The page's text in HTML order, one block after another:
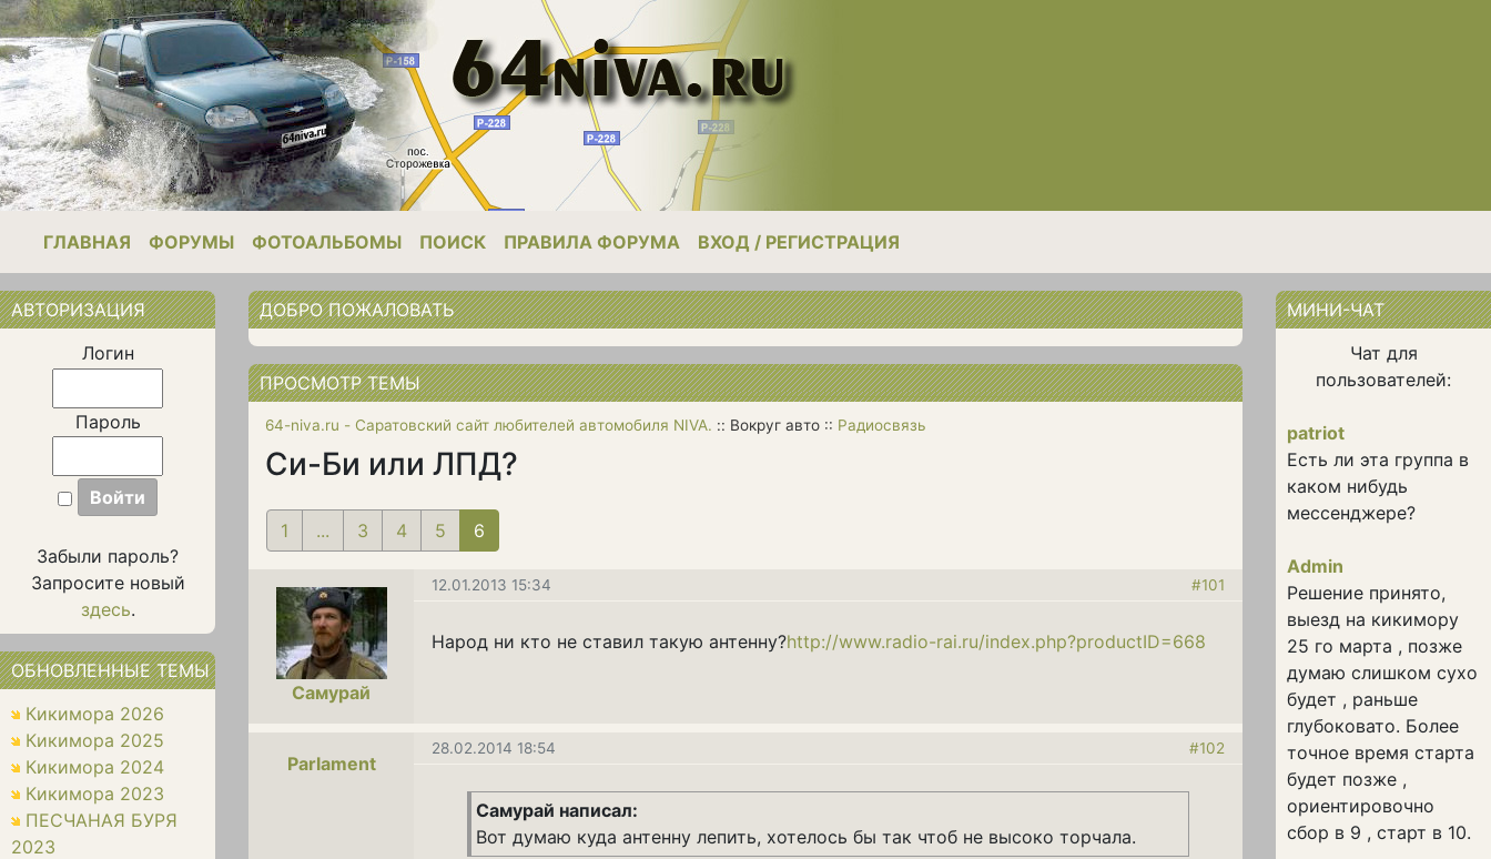
ГЛАВНАЯ ФОРУМЫ ФОТОАЛЬБОМЫ ПОИСК ПРАВИЛА ФОРУМА ВХОД / РЕГИСТРАЦИЯ
АВТОРИЗАЦИЯ
Логин
Пароль
Забыли пароль?
Запросите новый
здесь.
ОБНОВЛЕННЫЕ ТЕМЫ
Кикимора 2026
Кикимора 2025
Кикимора 2024
Кикимора 2023
ПЕСЧАНАЯ БУРЯ
2023
ДОБРО ПОЖАЛОВАТЬ
ПРОСМОТР ТЕМЫ
64-niva.ru - Саратовский сайт любителей автомобиля NIVA. :: Вокруг авто :: Радиосвязь
Си-Би или ЛПД?
1 ... 3 4 5 6
Самурай
12.01.2013 15:34 #101
Народ ни кто не ставил такую антенну?http://www.radio-rai.ru/index.php?productID=668
Parlament
28.02.2014 18:54 #102
Самурай написал:
Вот думаю куда антенну лепить, хотелось бы так чтоб не высоко торчала.
МИНИ-ЧАТ
Чат для
пользователей:
patriot
Есть ли эта группа в
каком нибудь
мессенджере?
Admin
Решение принято,
выезд на кикимору
25 го марта , позже
думаю слишком сухо
будет , раньше
глубоковато. Более
точное время старта
будет позже ,
ориентировочно
сбор в 9 , старт в 10.